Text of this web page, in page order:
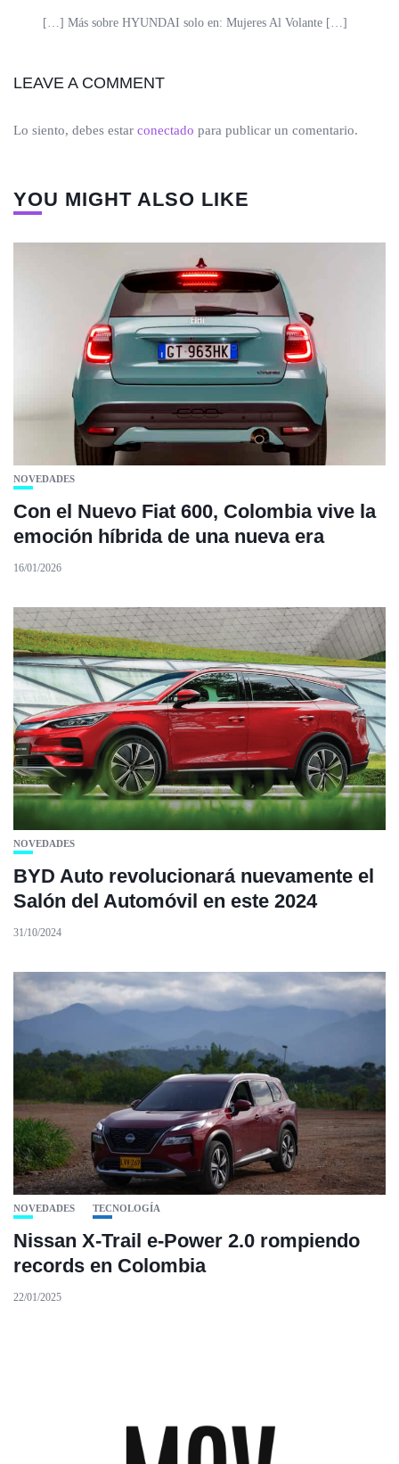
[…] Más sobre HYUNDAI solo en: Mujeres Al Volante […]
LEAVE A COMMENT
Lo siento, debes estar conectado para publicar un comentario.
YOU MIGHT ALSO LIKE
NOVEDADES
Con el Nuevo Fiat 600, Colombia vive la
emoción híbrida de una nueva era
16/01/2026
NOVEDADES
BYD Auto revolucionará nuevamente el
Salón del Automóvil en este 2024
31/10/2024
NOVEDADES TECNOLOGÍA
Nissan X-Trail e-Power 2.0 rompiendo
records en Colombia
22/01/2025